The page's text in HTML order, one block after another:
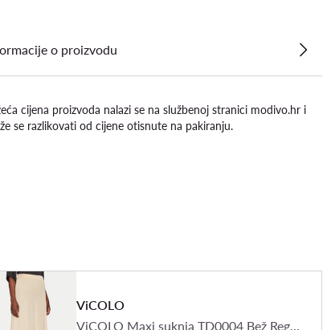
o proizvodu
cijena proizvoda nalazi se na službenoj stranici modivo.hr i
se razlikovati od cijene otisnute na pakiranju.
ViCOLO
ViCOLO Maxi suknja TD0004 Bež Regular Fit